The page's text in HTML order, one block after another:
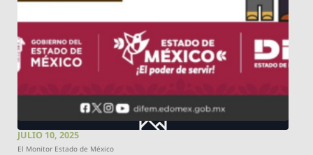
JULIO 10, 2025
El Monitor Estado de México